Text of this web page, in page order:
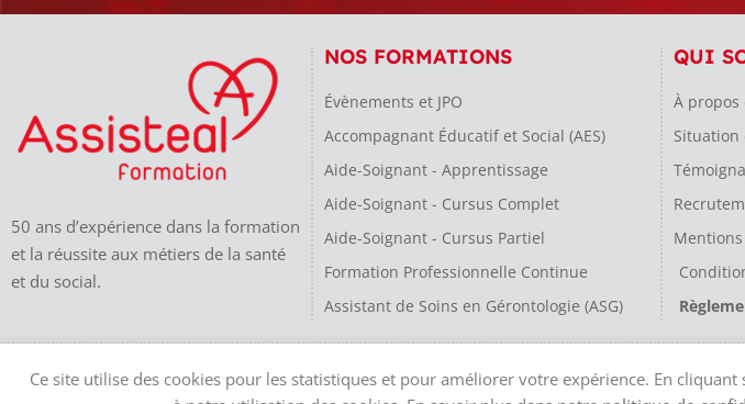
Ce site utilise des cookies pour les statistiques et pour améliorer votre expérience. En cliquant
50 ans d’expérience dans la formation
et la réussite aux métiers de la santé
et du social.
NOS FORMATIONS
Évènements et JPO
Accompagnant Éducatif et Social (AES)
Aide-Soignant - Apprentissage
Aide-Soignant - Cursus Complet
Aide-Soignant - Cursus Partiel
Formation Professionnelle Continue
Assistant de Soins en Gérontologie (ASG)
QUI
À propos
Situation
Mentions
Assisteal Formation est une société par actions simplifiée au capital de 10 000€ – Siège social, 24 Rue Stephenson, 75018 Paris,
Kducea Education